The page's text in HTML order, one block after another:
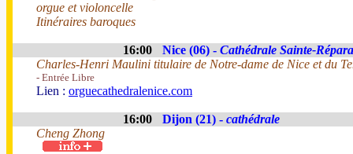
orgue et violoncelle
Itinéraires baroques
16:00 Nice (06) - Cathédrale Sainte-
Charles-Henri Maulini titulaire de Notre-dame de Nice et du
- Entrée Libre
Lien : orguecathedralenice.com
16:00 Dijon (21) - cathédrale
Cheng Zhong